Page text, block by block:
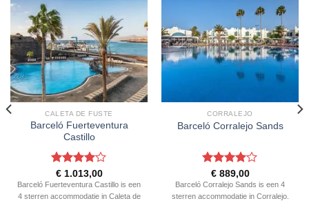
CALETA DE FUSTE
Barceló Fuerteventura
Castillo
Gewaardeerd
4uit 5
€1.013,00
Barceló Fuerteventura Castillo is een
4 sterren accommodatie in Caleta de
CORRALEJO
Barceló Corralejo Sands
Gewaardeerd
4uit 5
€889,00
Barceló Corralejo Sands is een 4
sterren accommodatie in Corralejo.